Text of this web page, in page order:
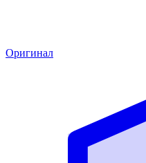
Оригинал